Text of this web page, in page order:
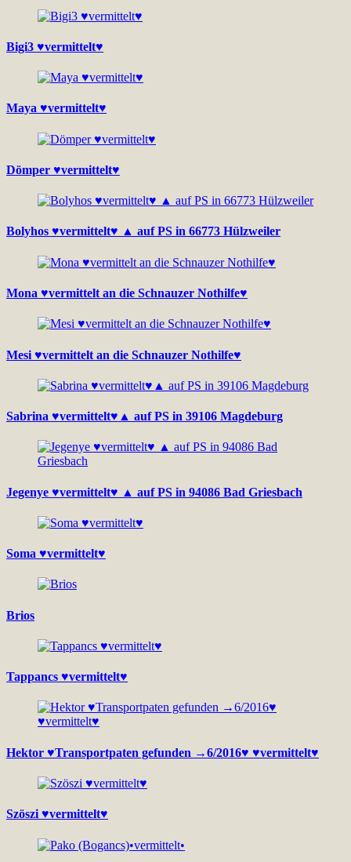
Bigi3 ♥vermittelt♥
Maya ♥vermittelt♥
Dömper ♥vermittelt♥
Bolyhos ♥vermittelt♥ ▲ auf PS in 66773 Hülzweiler
Mona ♥vermittelt an die Schnauzer Nothilfe♥
Mesi ♥vermittelt an die Schnauzer Nothilfe♥
Sabrina ♥vermittelt♥▲ auf PS in 39106 Magdeburg
Jegenye ♥vermittelt♥ ▲ auf PS in 94086 Bad Griesbach
Soma ♥vermittelt♥
Brios
Tappancs ♥vermittelt♥
Hektor ♥Transportpaten gefunden →6/2016♥ ♥vermittelt♥
Szöszi ♥vermittelt♥